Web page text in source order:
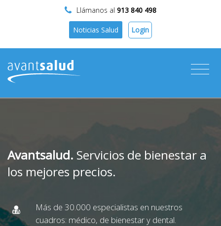
Llámanos al 913 840 498
Noticias Salud Login
Avantsalud. Servicios de bienestar a
los mejores precios.
Más de 30.000 especialistas en nuestros
cuadros: médico, de bienestar y dental.